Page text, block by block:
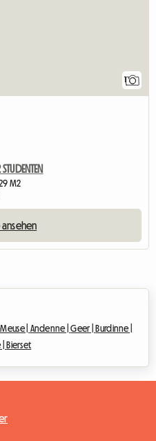
1
M2
| Andenne |Geer |
Burdinne |
Bierset